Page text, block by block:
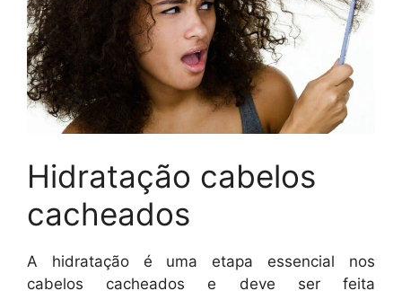
Hidratação cabelos
cacheados
A hidratação é uma etapa essencial nos
cabelos cacheados e deve ser feita